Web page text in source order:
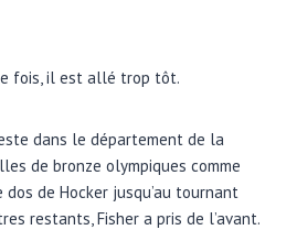
fois, il est allé trop tôt.
dans le département de la
de bronze olympiques comme
de Hocker jusqu’au tournant
restants, Fisher a pris de l’avant.